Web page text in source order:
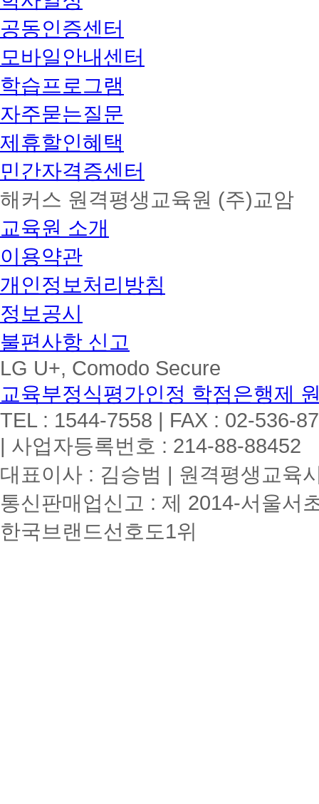
공동인증센터
모바일안내센터
학습프로그램
자주묻는질문
제휴할인혜택
민간자격증센터
해커스 원격평생교육원 (주)교암
교육원 소개
이용약관
개인정보처리방침
정보공시
불편사항 신고
LG U+, Comodo Secure
교육부정식평가인정 학점은행제
TEL : 1544-7558 | FAX : 02-536-
| 사업자등록번호 : 214-88-88452
대표이사 : 김승범 | 원격평생교육
통신판매업신고 : 제 2014-서울서
한국브랜드선호도1위